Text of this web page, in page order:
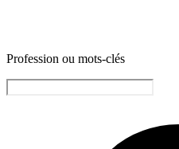
Profession ou mots-clés